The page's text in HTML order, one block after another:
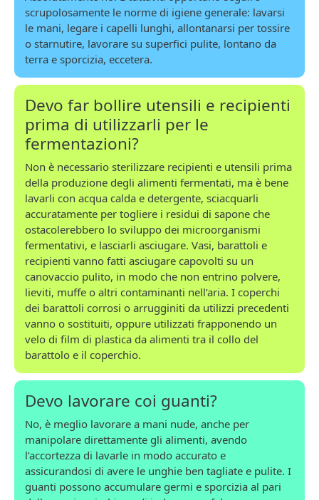
scrupolosamente le norme di igiene generale: lavarsi
le mani, legare i capelli lunghi, allontanarsi per tossire
o starnutire, lavorare su superfici pulite, lontano da
terra e sporcizia, eccetera.
Devo far bollire utensili e recipienti
prima di utilizzarli per le
fermentazioni?
Non è necessario sterilizzare recipienti e utensili prima
della produzione degli alimenti fermentati, ma è bene
lavarli con acqua calda e detergente, sciacquarli
accuratamente per togliere i residui di sapone che
ostacolerebbero lo sviluppo dei microorganismi
fermentativi, e lasciarli asciugare. Vasi, barattoli e
recipienti vanno fatti asciugare capovolti su un
canovaccio pulito, in modo che non entrino polvere,
lieviti, muffe o altri contaminanti nell’aria. I coperchi
dei barattoli corrosi o arrugginiti da utilizzi precedenti
vanno o sostituiti, oppure utilizzati frapponendo un
velo di film di plastica da alimenti tra il collo del
barattolo e il coperchio.
Devo lavorare coi guanti?
No, è meglio lavorare a mani nude, anche per
manipolare direttamente gli alimenti, avendo
l’accortezza di lavarle in modo accurato e
assicurandosi di avere le unghie ben tagliate e pulite. I
guanti possono accumulare germi e sporcizia al pari